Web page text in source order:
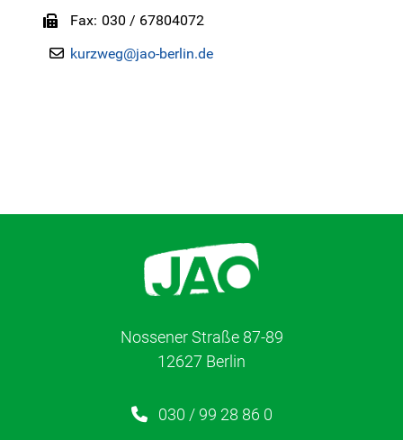
Fax 030 / 67804072
kurzweg@jao-berlin.de
Nossener Straße 87-89
12627 Berlin
030 / 99 28 86 0